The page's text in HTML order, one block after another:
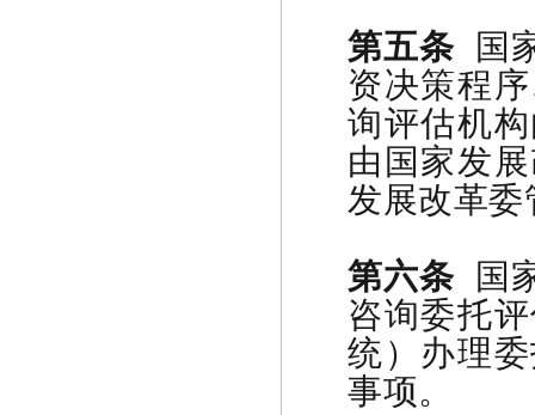
第五条 国
资决策程
询评估机
由国家发
发展改革委
第六条 国
咨询委托
统）办理
事项。